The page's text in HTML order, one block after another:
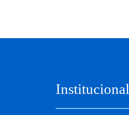
Institucional